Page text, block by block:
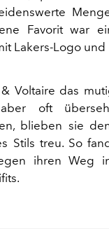
Favorit war
Lakers-Logo und
Voltaire das
oft
blieben sie
Stils treu. So
ihren Weg